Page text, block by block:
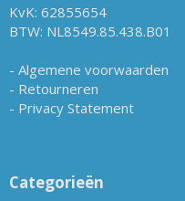
Categorieën
KvK: 62855654
BTW: NL8549.85.438.B01
- Algemene voorwaarden
- Retourneren
- Privacy Statement